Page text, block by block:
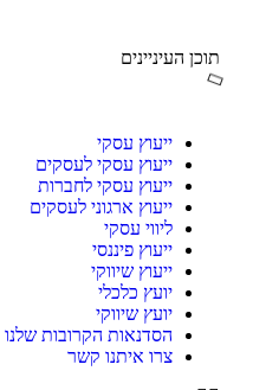
תוכן העיניינים
ייעוץ עסקי
ייעוץ עסקי לעסקים
ייעוץ עסקי לחברות
ייעוץ ארגוני לעסקים
ליווי עסקי
ייעוץ פיננסי
ייעוץ שיווקי
יועץ כלכלי
יועץ שיווקי
הסדנאות הקרובות שלנו
צרו איתנו קשר